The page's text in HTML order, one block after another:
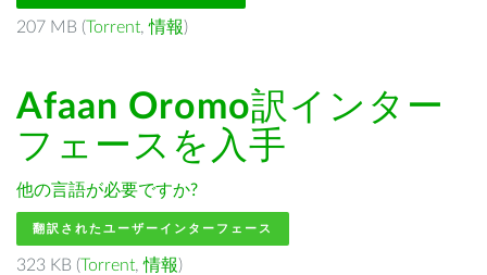
207 MB (Torrent,情報)
Afaan Oromo訳インター
フェースを入手
他の言語が必要ですか?
翻訳されたユーザーインターフェース
323 KB (Torrent,情報)